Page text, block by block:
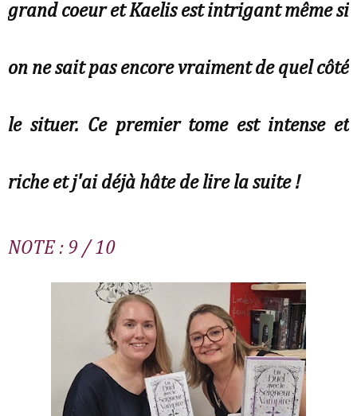
grand coeur et Kaelis est intrigant même si
on ne sait pas encore vraiment de quel côté
le situer. Ce premier tome est intense et
riche et j'ai déjà hâte de lire la suite !
NOTE : 9 / 10